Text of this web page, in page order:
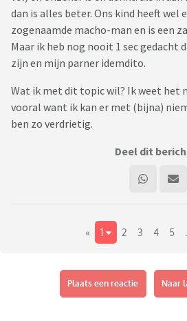
dan is alles beter. Ons kind heeft wel
zogenaamde macho-man en is een
Maar ik heb nog nooit 1 sec gedacht
zijn en mijn parner idemdito.
Wat ik met dit topic wil? Ik weet het
vooral want ik kan er met (bijna)
ben zo verdrietig.
Deel dit
« 1 2 3 4 5
Plaats een reactie Naar